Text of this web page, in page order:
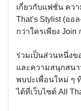
เกี่ยวกับแฟชั่น คว
That’s Stylist (ออ
กว่าใครเพียง Join
ร่วมเป็นส่วนหนึ่งข
และความสนุกสน
พบปะเพื่อนใหม่ ๆ
ได้ที่เว็บไซต์ All